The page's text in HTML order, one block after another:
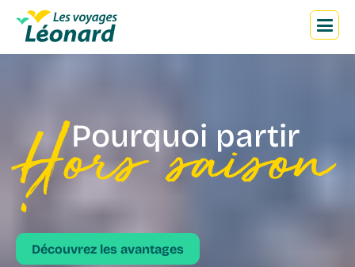
Pourquoi partir
Hors saison
?
Découvrez les avantages